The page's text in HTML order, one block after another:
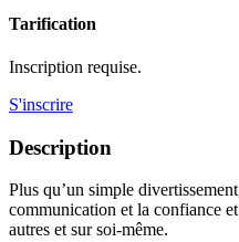
Tarification
Inscription requise.
S'inscrire
Description
Plus qu’un simple
communication et la confiance
autres et sur soi-même.